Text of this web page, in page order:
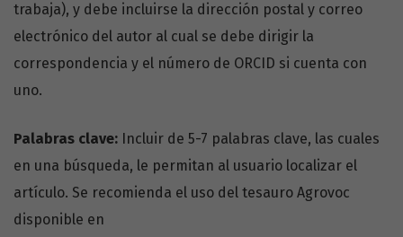
trabaja), y debe incluirse la dirección postal y correo
electrónico del autor al cual se debe dirigir la
correspondencia y el número de ORCID si cuenta con
uno.
Palabras clave: Incluir de 5-7 palabras clave, las cuales
en una búsqueda, le permitan al usuario localizar el
artículo. Se recomienda el uso del tesauro Agrovoc
disponible en